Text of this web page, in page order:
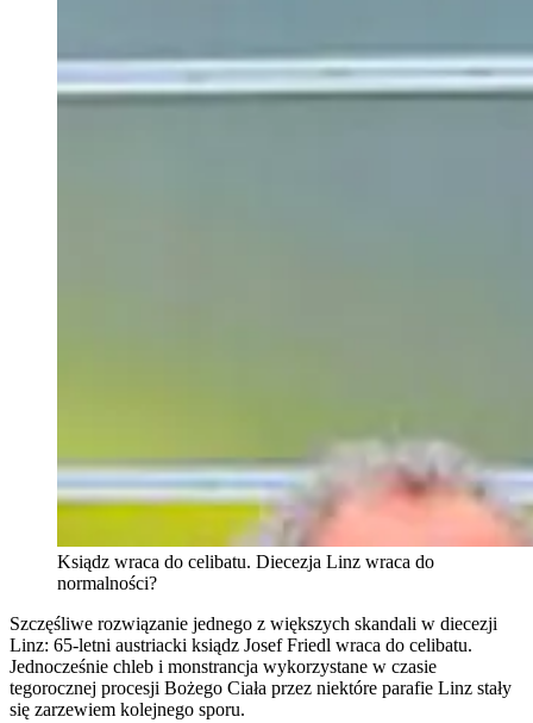
Ksiądz wraca do celibatu. Diecezja Linz wraca do
normalności?
Szczęśliwe rozwiązanie jednego z większych skandali w diecezji
Linz: 65-letni austriacki ksiądz Josef Friedl wraca do celibatu.
Jednocześnie chleb i monstrancja wykorzystane w czasie
tegorocznej procesji Bożego Ciała przez niektóre parafie Linz stały
się zarzewiem kolejnego sporu.